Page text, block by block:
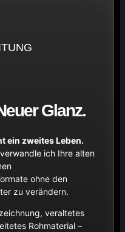
Glanz.
ein zweites Leben.
ich Ihre alten
ohne den
zu verändern.
veraltetes
Rohmaterial –